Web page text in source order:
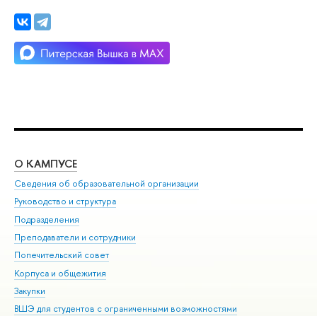
О КАМПУСЕ
Сведения об образовательной организации
Руководство и структура
Подразделения
Преподаватели и сотрудники
Попечительский совет
Корпуса и общежития
Закупки
ВШЭ для студентов с ограниченными возможностями